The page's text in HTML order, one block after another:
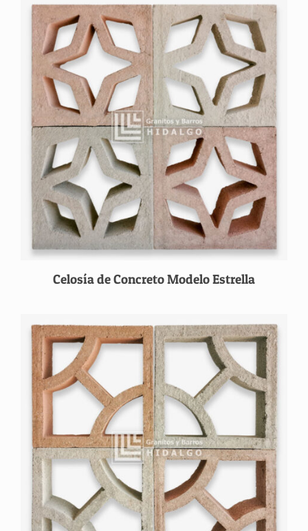
Celosía de Concreto Modelo Estrella